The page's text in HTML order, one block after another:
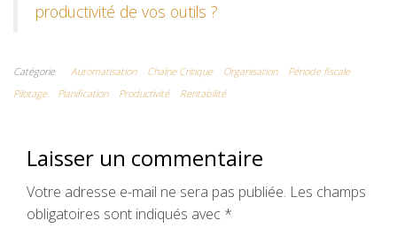
productivité de vos outils ?
Catégorie Automatisation Chaîne Critique Organisation
Période fiscale
Pilotage
Planification Productivité Rentabilité
Laisser un commentaire
Votre adresse e-mail ne sera pas publiée. Les champs
obligatoires sont indiqués avec *